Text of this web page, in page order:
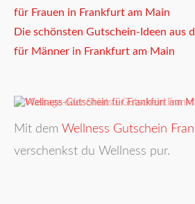
für Frauen in Frankfurt am Main
Die schönsten Gutschein-Ideen aus
für Männer in Frankfurt am Main
Mit dem Wellness Gutschein
verschenkst du Wellness pur.